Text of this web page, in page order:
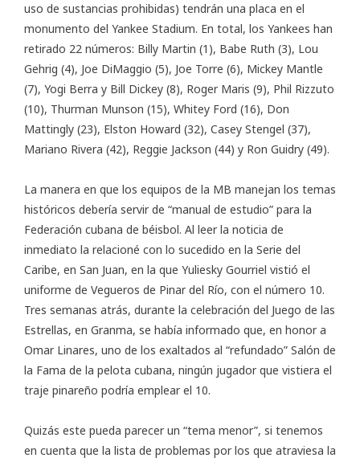
uso de sustancias prohibidas) tendrán una placa en el
monumento del Yankee Stadium. En total, los Yankees han
retirado 22 números: Billy Martin (1), Babe Ruth (3), Lou
Gehrig (4), Joe DiMaggio (5), Joe Torre (6), Mickey Mantle
(7), Yogi Berra y Bill Dickey (8), Roger Maris (9), Phil Rizzuto
(10), Thurman Munson (15), Whitey Ford (16), Don
Mattingly (23), Elston Howard (32), Casey Stengel (37),
Mariano Rivera (42), Reggie Jackson (44) y Ron Guidry (49).
La manera en que los equipos de la MB manejan los temas
históricos debería servir de “manual de estudio” para la
Federación cubana de béisbol. Al leer la noticia de
inmediato la relacioné con lo sucedido en la Serie del
Caribe, en San Juan, en la que Yuliesky Gourriel vistió el
uniforme de Vegueros de Pinar del Río, con el número 10.
Tres semanas atrás, durante la celebración del Juego de las
Estrellas, en Granma, se había informado que, en honor a
Omar Linares, uno de los exaltados al “refundado” Salón de
la Fama de la pelota cubana, ningún jugador que vistiera el
traje pinareño podría emplear el 10.
Quizás este pueda parecer un “tema menor”, si tenemos
en cuenta que la lista de problemas por los que atraviesa la